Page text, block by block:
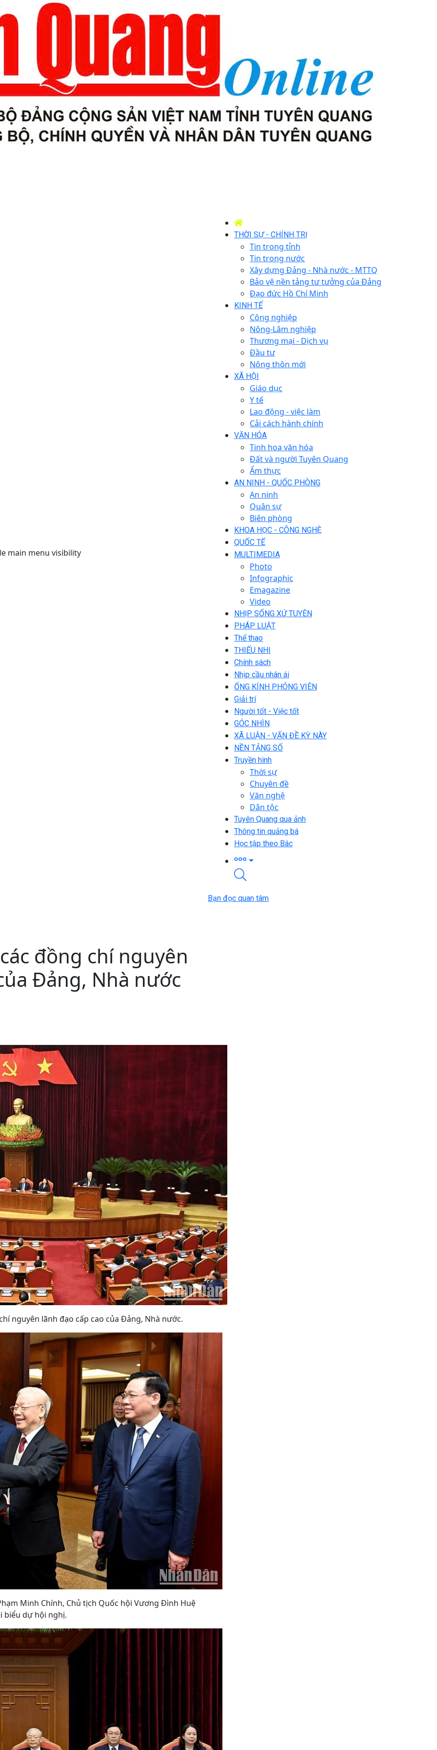
main menu visibility
THỜI SỰ - CHÍNH TRỊ
Tin trong tỉnh
Tin trong nước
Xây dựng Đảng - Nhà nước - MTTQ
Bảo vệ nền tảng tư tưởng của Đảng
Đạo đức Hồ Chí Minh
KINH TẾ
Công nghiệp
Nông-Lâm nghiệp
Thương mại - Dịch vụ
Đầu tư
Nông thôn mới
XÃ HỘI
Giáo dục
Y tế
Lao động - việc làm
Cải cách hành chính
VĂN HÓA
Tinh hoa văn hóa
Đất và người Tuyên Quang
Ẩm thực
AN NINH - QUỐC PHÒNG
An ninh
Quân sự
Biên phòng
KHOA HỌC - CÔNG NGHỆ
QUỐC TẾ
MULTIMEDIA
Photo
Infographic
Emagazine
Video
NHỊP SỐNG XỨ TUYÊN
PHÁP LUẬT
Thể thao
THIẾU NHI
Chính sách
Nhịp cầu nhân ái
ỐNG KÍNH PHÓNG VIÊN
Giải trí
Người tốt - Việc tốt
GÓC NHÌN
XÃ LUẬN - VẤN ĐỀ KỲ NÀY
NỀN TẢNG SỐ
Truyền hình
Thời sự
Chuyên đề
Văn nghệ
Dân tộc
Tuyên Quang qua ảnh
Thông tin quảng bá
Học tập theo Bác
đồng chí nguyên
Đảng, Nhà nước
nguyên lãnh đạo cấp cao của Đảng, Nhà nước.
Minh Chính, Chủ tịch Quốc hội Vương Đình Huệ
biểu dự hội nghị.
Bạn đọc quan tâm